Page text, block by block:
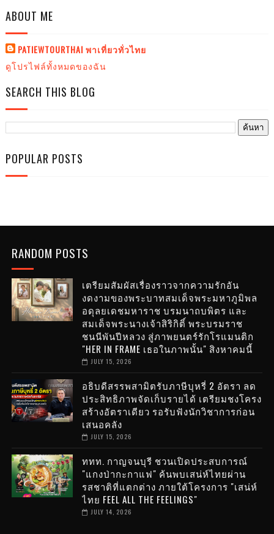
ABOUT ME
PATIEWTOURTHAI พาเที่ยวทั่วไทย
ดูโปรไฟล์ทั้งหมดของฉัน
SEARCH THIS BLOG
POPULAR POSTS
RANDOM POSTS
เตรียมสัมผัสเรื่องราวจากความรักอัน
งดงามของพระบาทสมเด็จพระมหาภูมิพล
อดุลยเดชมหาราช บรมนาถบพิตร และ
สมเด็จพระนางเจ้าสิริกิติ์ พระบรมราช
ชนนีพันปีหลวง สู่ภาพยนตร์รักโรแมนติก
"HER IN FRAME เธอในภาพนั้น" สิงหาคมนี้
JULY 15, 2026
อธิบดีสรรพสามิตรับภาษีบุหรี่ 2 อัตรา ลด
ประสิทธิภาพจัดเก็บรายได้ เตรียมชงโครง
สร้างอัตราเดียว รอรับฟังนักวิชาการก่อน
เสนอคลัง
JULY 15, 2026
ททท. กาญจนบุรี ชวนเปิดประสบการณ์
"แกงป่ากะกาแฟ" ค้นพบเสน่ห์ไทยผ่าน
รสชาติที่แตกต่าง ภายใต้โครงการ "เสน่ห์
ไทย FEEL ALL THE FEELINGS"
JULY 14, 2026